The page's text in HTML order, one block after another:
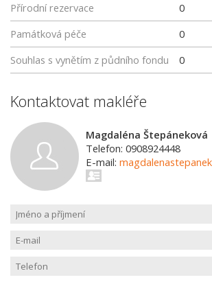
Přírodní rezervace
0
Památková péče
0
Souhlas s vynětím z půdního fondu
0
Kontaktovat makléře
Magdaléna Štepáneková
Telefon: 0908924448
E-mail: